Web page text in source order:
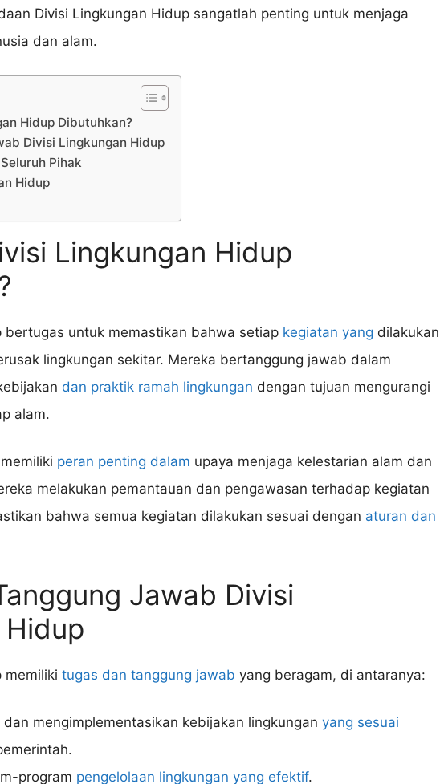
Divisi Lingkungan Hidup sangatlah penting untuk menjaga
dan alam.
Hidup Dibutuhkan?
Divisi Lingkungan Hidup
Pihak
Hidup
Lingkungan Hidup
bertugas untuk memastikan bahwa setiap kegiatan yang dilakukan
lingkungan sekitar. Mereka bertanggung jawab dalam
dan praktik ramah lingkungan dengan tujuan mengurangi
alam.
peran penting dalam upaya menjaga kelestarian alam dan
melakukan pemantauan dan pengawasan terhadap kegiatan
bahwa semua kegiatan dilakukan sesuai dengan aturan dan
Jawab Divisi
memiliki tugas dan tanggung jawab yang beragam, di antaranya:
mengimplementasikan kebijakan lingkungan yang sesuai
program pengelolaan lingkungan yang efektif.